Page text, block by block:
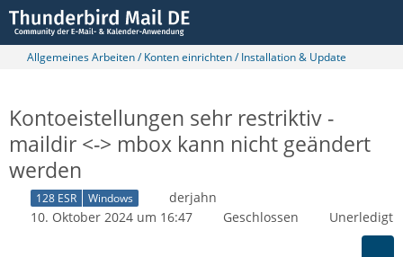
Allgemeines Arbeiten / Konten einrichten / Installation & Update
Kontoeistellungen sehr restriktiv -
maildir <-> mbox kann nicht geändert
werden
128 ESR Windows
derjahn
10. Oktober 2024 um 16:47
Geschlossen Unerledigt